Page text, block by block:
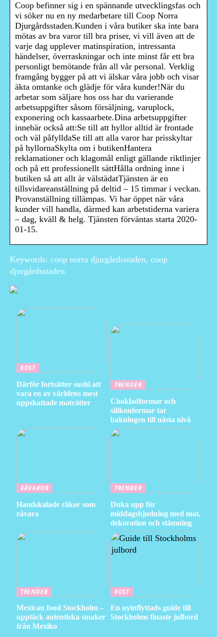
Coop befinner sig i en spännande utvecklingsfas och
vi söker nu en ny medarbetare till Coop Norra
Djurgårdsstaden.Kunden i våra butiker ska inte bara
mötas av bra varor till bra priser, vi vill även att de
varje dag upplever matinspiration, intressanta
händelser, överraskningar och inte minst får ett bra
personligt bemötande från all vår personal. Verklig
framgång bygger på att vi älskar våra jobb och visar
äkta omtanke och glädje för våra kunder!När du
arbetar som säljare hos oss har du varierande
arbetsuppgifter såsom försäljning, varuplock,
exponering och kassaarbete.Dina arbetsuppgifter
innebär också att:Se till att hyllor alltid är frontade
och väl påfylldaSe till att alla varor har prisskyltar
på hyllornaSkylta om i butikenHantera
reklamationer och klagomål enligt gällande riktlinjer
och på ett professionellt sättHålla ordning inne i
butiken så att allt är välstädatTjänsten är en
tillsvidareanställning på deltid – 15 timmar i veckan.
Provanställning tillämpas. Vi har öppet när våra
kunder vill handla, därmed kan arbetstiderna variera
– dag, kväll & helg. Tjänsten förväntas starta 2020-
01-15.
Keywords: coop norra djurgårdsstaden, coop
djurgårdsstaden
KOST
Därför fortsätter sushi att
vara en av världens mest
uppskattade maträtter
TRENDER
Chokladformar och
silikonformar tar
bakningen till nästa nivå
RÅVAROR
Handskalade räkor som
råvara
TRENDER
Duka upp för
middagsbjudning med mat,
dekoration och stämning
TRENDER
Mexican food Stockholm –
upptäck autentiska smaker
från Mexiko
KOST
En nyinflyttads guide till
Stockholms finaste julbord